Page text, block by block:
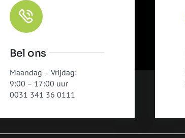
Bel ons
Maandag – Vrijdag:
9:00 – 17:00 uur
0031 341 36 0111